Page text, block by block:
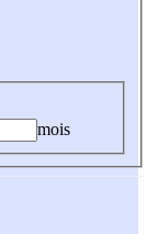
mois